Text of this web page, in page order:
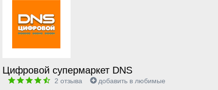
Цифровой супермаркет DNS
2 отзыва добавить в любимые